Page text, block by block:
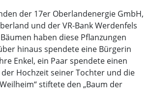
der 17er Oberlandenergie GmbH,
und der VR-Bank Werdenfels
haben diese Pflanzungen
hinaus spendete eine Bürgerin
Enkel, ein Paar spendete einen
Hochzeit seiner Tochter und die
stiftete den „Baum der